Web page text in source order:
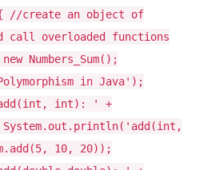
//create an object of
call overloaded functions
new Numbers_Sum();
in Java');
int): ' +
System.out.println('add(int,
10, 20));